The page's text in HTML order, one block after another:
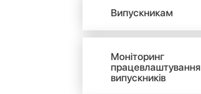
Випускникам
Моніторинг
працевлаштування
випускників